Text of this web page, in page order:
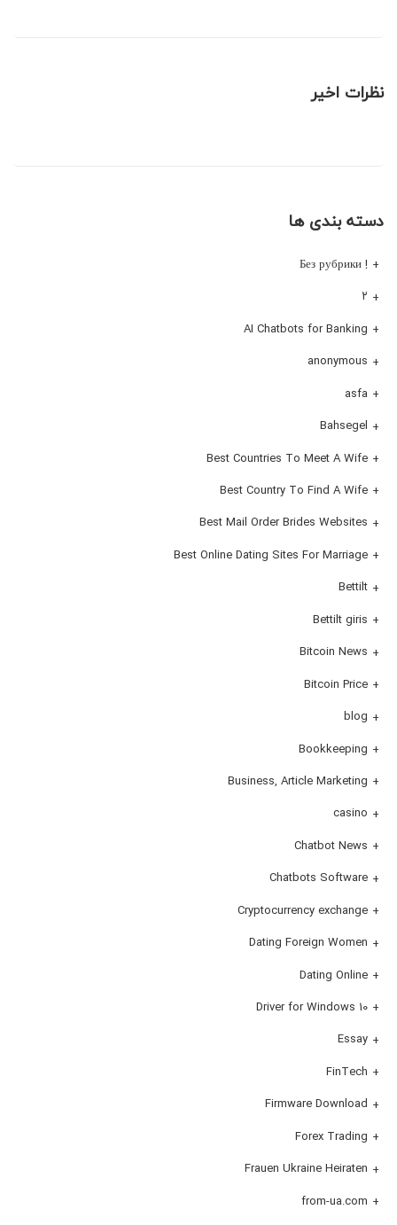
نظرات اخیر
دسته بندی ها
! Без рубрики
۲
AI Chatbots for Banking
anonymous
asfa
Bahsegel
Best Countries To Meet A Wife
Best Country To Find A Wife
Best Mail Order Brides Websites
Best Online Dating Sites For Marriage
Bettilt
Bettilt giris
Bitcoin News
Bitcoin Price
blog
Bookkeeping
Business, Article Marketing
casino
Chatbot News
Chatbots Software
Cryptocurrency exchange
Dating Foreign Women
Dating Online
Driver for Windows 10
Essay
FinTech
Firmware Download
Forex Trading
Frauen Ukraine Heiraten
from-ua.com